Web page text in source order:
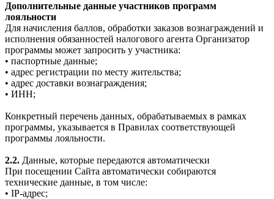
Дополнительные данные участников программ
лояльности
Для начисления баллов, обработки заказов вознаграждений и
исполнения обязанностей налогового агента Организатор
программы может запросить у участника:
• паспортные данные;
• адрес регистрации по месту жительства;
• адрес доставки вознаграждения;
• ИНН;
Конкретный перечень данных, обрабатываемых в рамках
программы, указывается в Правилах соответствующей
программы лояльности.
2.2. Данные, которые передаются автоматически
При посещении Сайта автоматически собираются
технические данные, в том числе:
• IP-адрес;